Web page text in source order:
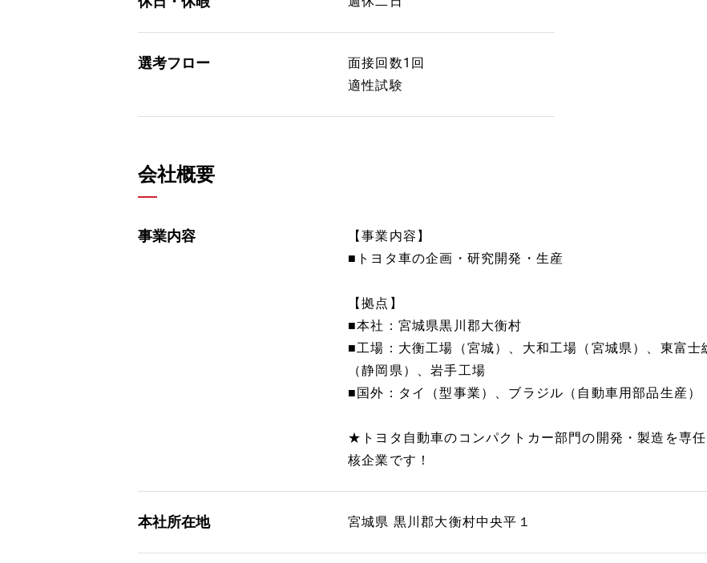
選考フロー
面接回数1回
適性試験
会社概要
事業内容
【事業内容】
■トヨタ車の企画・研究開発・生産
【拠点】
■本社：宮城県黒川郡大衡村
■工場：大衡工場（宮城）、大和工場（宮城県）、東富
（静岡県）、岩手工場
■国外：タイ（型事業）、ブラジル（自動車用部品生産）
★トヨタ自動車のコンパクトカー部門の開発・製造を専
核企業です！
本社所在地 宮城県 黒川郡大衡村中央平１